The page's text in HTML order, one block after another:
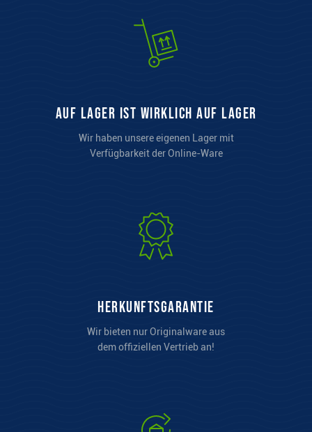
auf Lager ist wirklich auf Lager
Wir haben unsere eigenen Lager mit
Verfügbarkeit der Online-Ware
Herkunftsgarantie
Wir bieten nur Originalware aus
dem offiziellen Vertrieb an!